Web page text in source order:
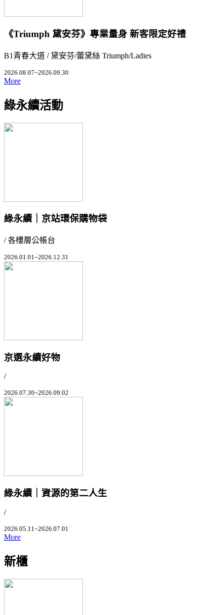
《Triumph 黛安芬》專業量身 新客限定好禮
B1青春大道 / 黛安芬/蕾黛絲 Triumph/Ladies
2026.08.07~2026.09.30
More
綠永續活動
綠永續｜京站環保購物袋
/ 各樓層公帳台
2026.01.01~2026.12.31
京選永續好物
/
2026.07.30~2026.09.02
綠永續｜資源的第二人生
/
2026.05.11~2026.07.01
More
新櫃